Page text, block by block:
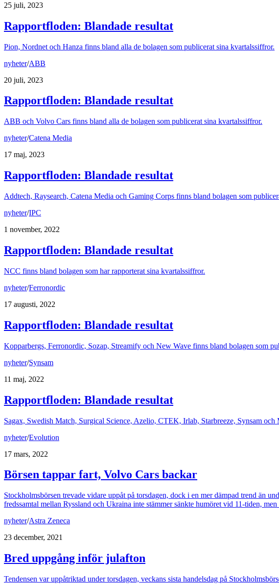
25 juli, 2023
Rapportfloden: Blandade resultat
Pion, Nordnet och Hanza finns bland alla de bolagen som publicerat sina kvartalssiffror.
nyheter/ABB
20 juli, 2023
Rapportfloden: Blandade resultat
ABB och Volvo Cars finns bland alla de bolagen som publicerat sina kvartalssiffror.
nyheter/Catena Media
17 maj, 2023
Rapportfloden: Blandade resultat
Addtech, Raysearch, Catena Media och Gaming Corps finns bland bolagen som
nyheter/IPC
1 november, 2022
Rapportfloden: Blandade resultat
NCC finns bland bolagen som har rapporterat sina kvartalssiffror.
nyheter/Ferronordic
17 augusti, 2022
Rapportfloden: Blandade resultat
Kopparbergs, Ferronordic, Sozap, Streamify och New Wave finns bland bolagen som
nyheter/Synsam
11 maj, 2022
Rapportfloden: Blandade resultat
Sagax, Swedish Match, Surgical Science, Azelio, CTEK, Irlab, Starbreeze, Synsam
nyheter/Evolution
17 mars, 2022
Börsen tappar fart, Volvo Cars backar
Stockholmsbörsen trevade vidare uppåt på torsdagen, dock i en mer dämpad trend än
fredssamtal mellan Ryssland och Ukraina inte stämmer sänkte humöret vid 11-tiden,
nyheter/Astra Zeneca
23 december, 2021
Bred uppgång inför julafton
Tendensen var uppåtriktad under torsdagen, veckans sista handelsdag på